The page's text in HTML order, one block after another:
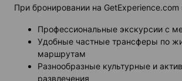
При бронировании на GetExperience.com
Профессиональные экскурсии с
Удобные частные трансферы по
маршрутам
Разнообразные культурные и
развлечения